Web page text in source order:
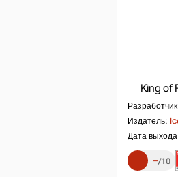
King of
Издатель:
Дата
– 10